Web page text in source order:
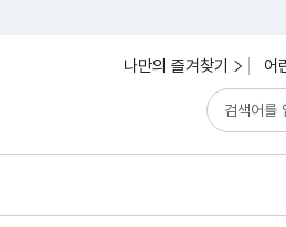
나만의 즐겨찾기 어